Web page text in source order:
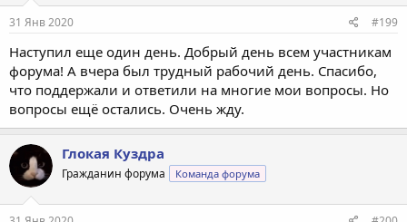
31 Янв 2020 #199
Наступил еще один день. Добрый день всем участникам
форума! А вчера был трудный рабочий день. Спасибо,
что поддержали и ответили на многие мои вопросы. Но
вопросы ещё остались. Очень жду.
Глокая Куздра
Гражданин форума Команда форума